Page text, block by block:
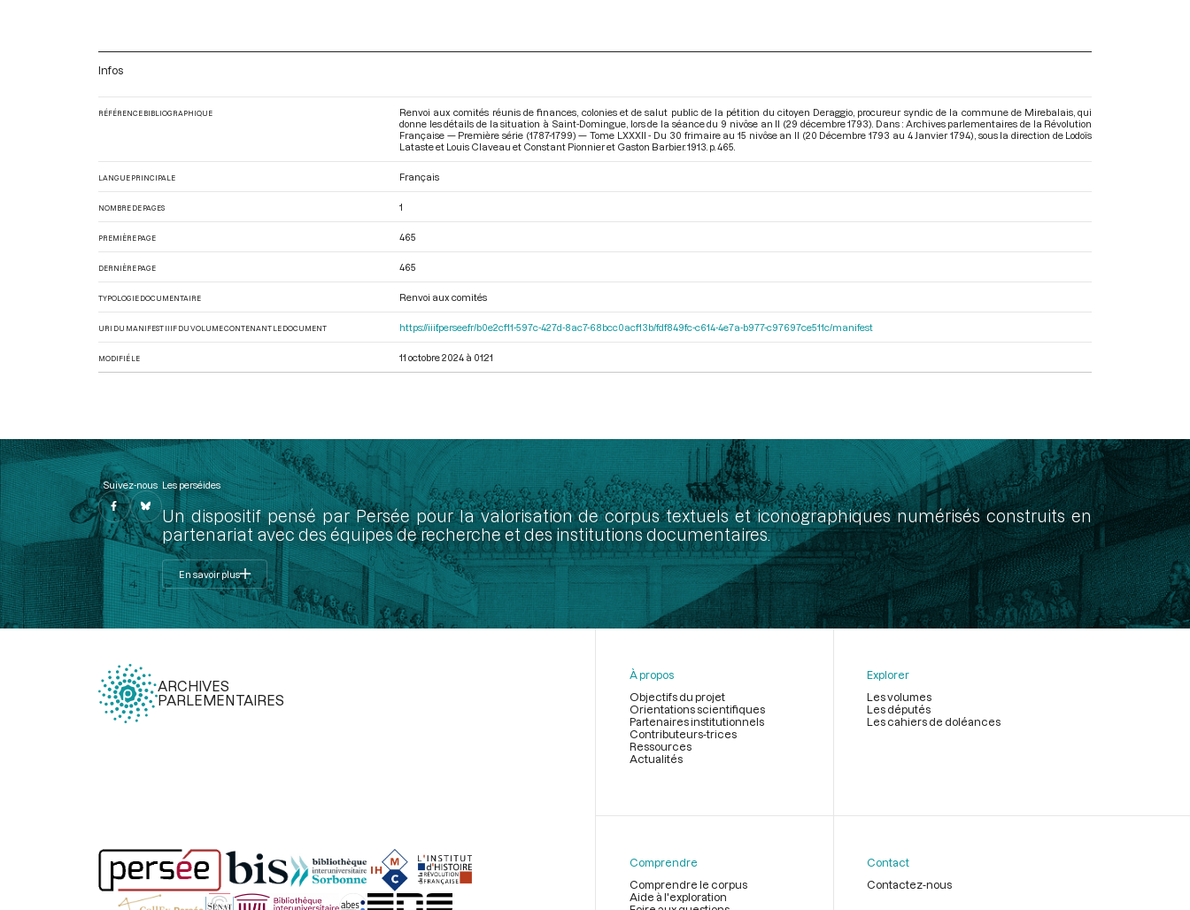
Infos
RÉFÉRENCE BIBLIOGRAPHIQUE
Renvoi aux comités réunis de finances, colonies et de salut public de la pétition du citoyen Deraggio, procureur syndic de la commune de Mirebalais, qui
donne les détails de la situation à Saint-Domingue, lors de la séance du 9 nivôse an II (29 décembre 1793). Dans : Archives parlementaires de la Révolution
Française — Première série (1787-1799) — Tome LXXXII - Du 30 frimaire au 15 nivôse an II (20 Décembre 1793 au 4 Janvier 1794) , sous la direction de Lodoïs
Lataste et Louis Claveau et Constant Pionnier et Gaston Barbier. 1913. p. 465.
LANGUE PRINCIPALE Français
NOMBRE DE PAGES 1
PREMIÈRE PAGE 465
DERNIÈRE PAGE 465
TYPOLOGIE DOCUMENTAIRE Renvoi aux comités
URI DU MANIFEST IIIF DU VOLUME CONTENANT LE DOCUMENT https://iiif.persee.fr/b0e2cf11-597c-427d-8ac7-68bcc0acf13b/fdf849fc-c614-4e7a-b977-c97697ce511c/manifest
MODIFIÉ LE 11 octobre 2024 à 01:21
Suivez-nous Les perséides
Un dispositif pensé par Persée pour la valorisation de corpus textuels et iconographiques numérisés construits en
partenariat avec des équipes de recherche et des institutions documentaires.
En savoir plus
ARCHIVES
PARLEMENTAIRES
page
À propos
Objectifs du projet
Orientations scientifiques
Partenaires institutionnels
Contributeurs-trices
Ressources
Actualités
Explorer
Les volumes
Les députés
Les cahiers de doléances
Comprendre
Comprendre le corpus
Aide à l'exploration
Contact
Contactez-nous